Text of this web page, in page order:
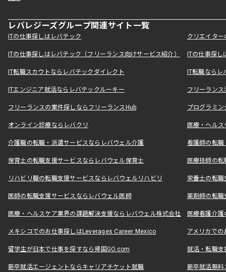
レバレジーズグループ関連サイト一覧
ITの仕事探しはレバテック クリエイタ
ITの仕事探しはレバテック（フリーランス向けサービス紹介） ITの仕事探
IT転職スカウトならレバテックダイレクト IT転職なら
ITエンジニア就活ならレバテックルーキー フリーラン
フリーランスの案件探しならフリーランスHub プログラミ
オンライン診療ならレバクリ 医療・ヘル
介護職の転職・派遣サービスならレバウェル介護 看護師の転
保育士の転職支援サービスならレバウェル保育士 医療技師の
リハビリ職の転職支援サービスならレバウェルリハビリ 栄養士の転
医師の転職支援サービスならレバウェル医師 薬剤師の転
医療・ヘルスケア業界の課題解決支援ならレバウェル株式会社 医療看護介
メキシコでのお仕事探しはLeverages Career Mexico アメリカで
留学生が日本で仕事を探すなら帰国GO.com 就活・転職
新卒就活エージェントならキャリアチケット就職 新卒就活無料